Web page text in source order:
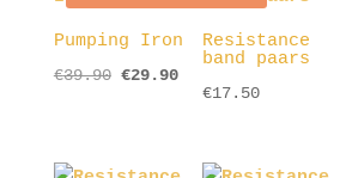
Pumping Iron
€39.90 Oorspronkelijke
€39.90.
€29.90Huidige
€29.90.
Resistance
band paars
€17.50